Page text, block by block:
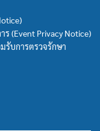
(Event Privacy Notice)
รับการตรวจรักษา